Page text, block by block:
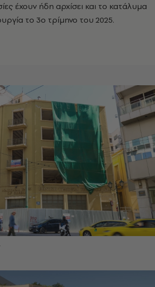
έχουν ήδη αρχίσει και το κατάλυμα
το 3ο τρίμηνο του 2025.